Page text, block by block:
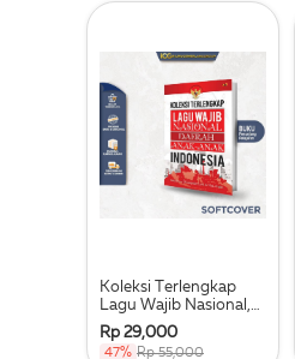
Koleksi Terlengkap
Lagu Wajib Nasional,
Daerah, Anak-Anak
Indonesia
Rp 29,000
47% Rp 55,000